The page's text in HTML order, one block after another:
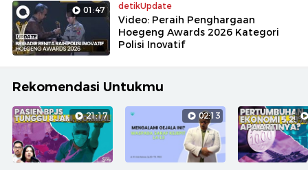
01:47 detikUpdate
Video: Peraih Penghargaan
Hoegeng Awards 2026 Kategori
Polisi Inovatif
Rekomendasi Untukmu
21:17 02:13